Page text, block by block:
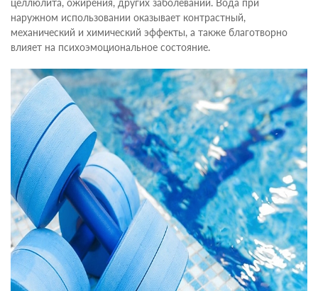
наружном использовании оказывает контрастный,
механический и химический эффекты, а также благотворно
влияет на психоэмоциональное состояние.